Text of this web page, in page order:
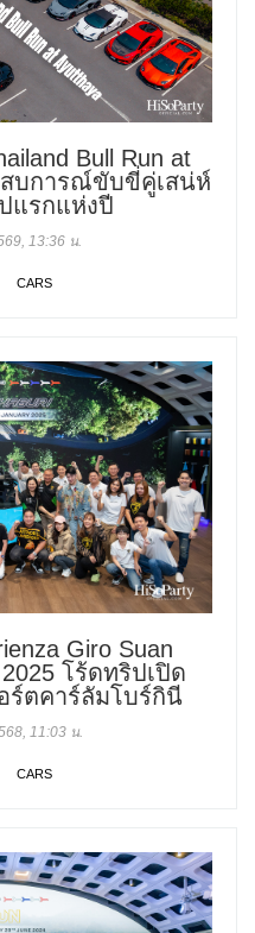
Bull Run at
สบการณ์ขับขี่คู่เสน่ห์
แรกแห่งปี
13:36 น.
CARS
Giro Suan
โร้ดทริปเปิด
ร์ตคาร์ลัมโบร์กินี
11:03 น.
CARS